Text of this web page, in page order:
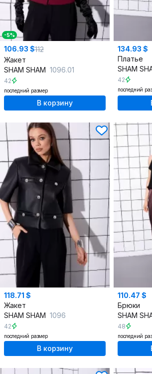
-5%
106.93 $112
Жакет
SHAM SHAM 1096.01
42
последний размер
В корзину
134.93 $
Платье
SHAM
42
последний
118.71 $
Жакет
SHAM SHAM 1096
42
последний размер
В корзину
110.47 $
Брюки
SHAM
48
последний